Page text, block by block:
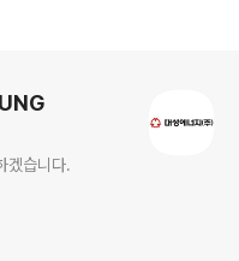
겠습니다.